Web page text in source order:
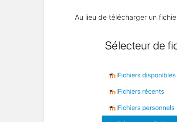
Au lieu de télécharger un